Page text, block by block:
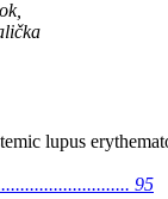
lupus
95